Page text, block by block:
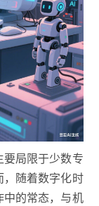
局限于少数专
，随着数字化时
的常态，与机